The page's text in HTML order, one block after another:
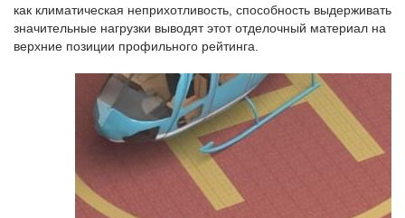
как климатическая неприхотливость, способность выдерживать
значительные нагрузки выводят этот отделочный материал на
верхние позиции профильного рейтинга.